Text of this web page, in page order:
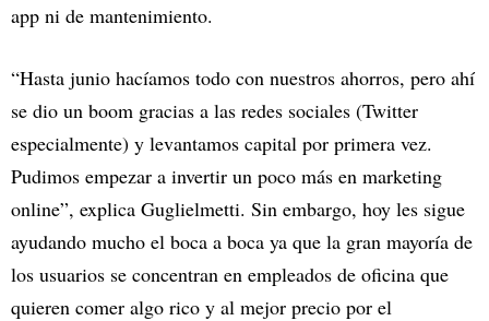
app ni de mantenimiento.
“Hasta junio hacíamos todo con nuestros ahorros, pero ahí
se dio un boom gracias a las redes sociales (Twitter
especialmente) y levantamos capital por primera vez.
Pudimos empezar a invertir un poco más en marketing
online”, explica Guglielmetti. Sin embargo, hoy les sigue
ayudando mucho el boca a boca ya que la gran mayoría de
los usuarios se concentran en empleados de oficina que
quieren comer algo rico y al mejor precio por el